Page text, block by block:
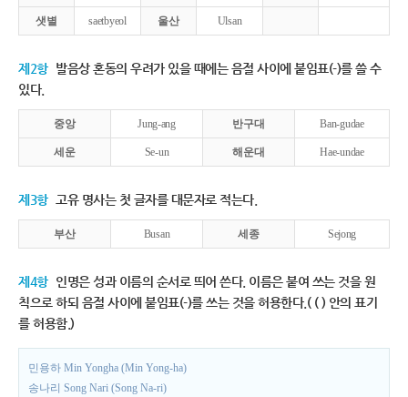
샛별 saetbyeol 울산 Ulsan
제2항 발음상 혼동의 우려가 있을 때에는 음절 사이에 붙임표(-)를 쓸 수
있다.
중앙 Jung-ang 반구대 Ban-gudae
세운 Se-un 해운대 Hae-undae
제3항 고유 명사는 첫 글자를 대문자로 적는다.
부산 Busan 세종 Sejong
제4항 인명은 성과 이름의 순서로 띄어 쓴다. 이름은 붙여 쓰는 것을 원
칙으로 하되 음절 사이에 붙임표(-)를 쓰는 것을 허용한다.( ( ) 안의 표기
를 허용함.)
민용하 Min Yongha (Min Yong-ha)
송나리 Song Nari (Song Na-ri)